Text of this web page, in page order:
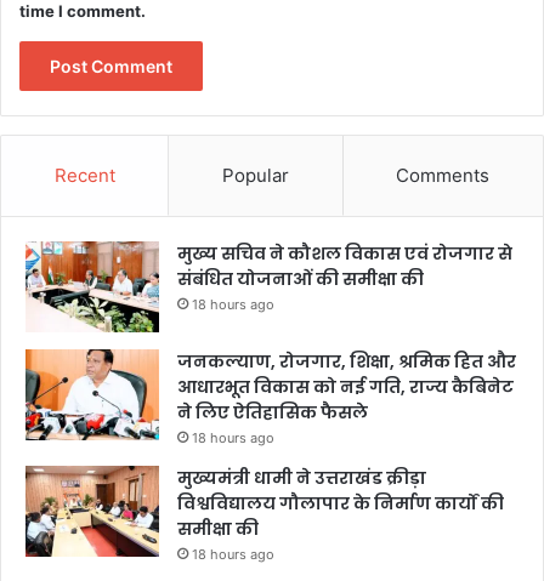
time I comment.
Recent Popular Comments
मुख्य सचिव ने कौशल विकास एवं रोजगार से
संबंधित योजनाओं की समीक्षा की
18 hours ago
जनकल्याण, रोजगार, शिक्षा, श्रमिक हित और
आधारभूत विकास को नई गति, राज्य कैबिनेट
ने लिए ऐतिहासिक फैसले
18 hours ago
मुख्यमंत्री धामी ने उत्तराखंड क्रीड़ा
विश्वविद्यालय गौलापार के निर्माण कार्यों की
समीक्षा की
18 hours ago